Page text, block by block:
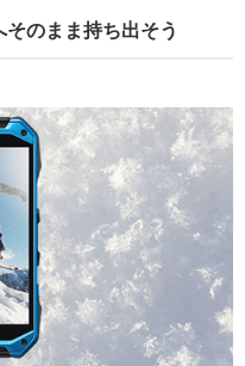
のまま持ち出そう